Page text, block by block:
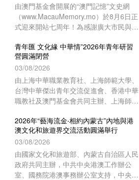
招聘消息
由澳門基金會開展的“澳門記憶”文史網
（www.MacauMemory.mo）於8月6日正
式迎來開站七周年！為感謝廣大市民與讀
日這天起，隆重推出兩項互動慶祝活動
──Facebook 官方專頁“七周年
Giveaway”互動遊戲以及“澳門離島知多
少”線上問答遊戲，以豐富好禮與全城同
樂！
青年匯 文化緣 中華情”2026年青年研習
營圓滿閉營
03/08/2026
由上海中華職業教育社、上海師範大學、
台灣中華傑出青年交流促進會、香港中華
職教社及澳門基金會共同主辦、上海師範
教師教育中心協辦的“青年匯 文化緣 中華
情”2026年青年研習營已於8月1日下午在
上海崇明如山酒店舉行閉營儀式。上海中
華職業教育社常務副主任、市政府參事胡
衛出席儀式並致辭。上海市崇明區海外聯
誼會副會長林豔華、台灣中華傑出青年交
2026年“藝海流金‧相約內蒙古”內地與港
澳文化和旅遊界交流活動圓滿舉行
03/08/2026
由國家文化和旅遊部、內蒙古自治區人民
政府共同主辦，中共中央港澳工作辦公
室、國務院港澳事務辦公室支持，中央人